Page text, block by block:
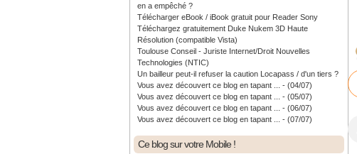
en a empêché ?
Télécharger eBook / iBook gratuit pour Reader Sony
Téléchargez gratuitement Duke Nukem 3D Haute
Résolution (compatible Vista)
Toulouse Conseil - Juriste Internet/Droit Nouvelles
Technologies (NTIC)
Un bailleur peut-il refuser la caution Locapass / d'un tiers ?
Vous avez découvert ce blog en tapant ... - (04/07)
Vous avez découvert ce blog en tapant ... - (05/07)
Vous avez découvert ce blog en tapant ... - (06/07)
Vous avez découvert ce blog en tapant ... - (07/07)
Ce blog sur votre Mobile !